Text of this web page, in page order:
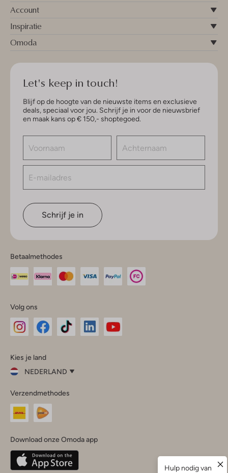
Account
Inspiratie
Omoda
Let's keep in touch!
Blijf op de hoogte van de nieuwste items en exclusieve
deals, speciaal voor jou. Schrijf je in voor de nieuwsbrief
en maak kans op € 150,- shoptegoed.
Schrijf je in
Betaalmethodes
Volg ons
InstagramFacebook
Kies je land
NEDERLAND
je
land
Nederland
Belgique(Français)
Deutschland
Verzendmethodes
Download onze Omoda app